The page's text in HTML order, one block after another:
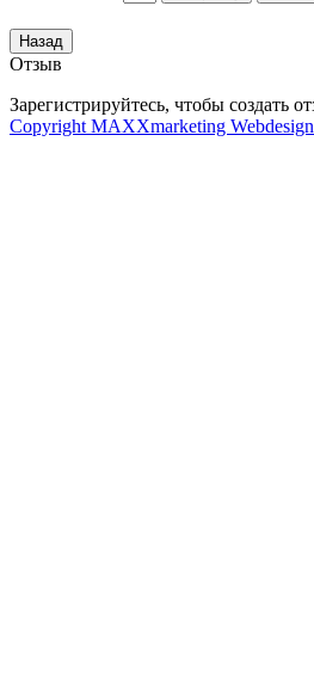
Отзыв
Зарегистрируйтесь, чтобы создать
Copyright MAXXmarketing